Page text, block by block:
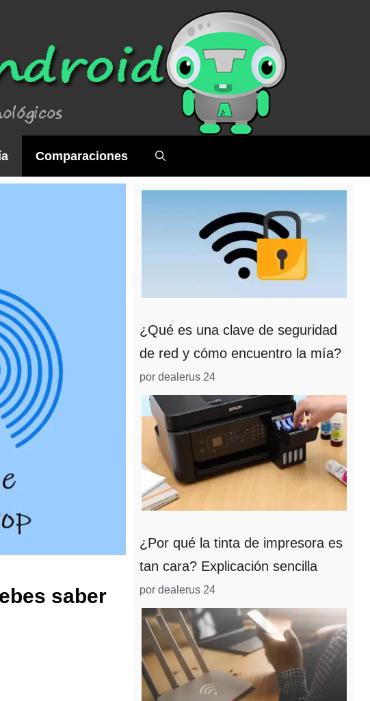
Comparaciones
saber
¿Qué es una clave de seguridad
de red y cómo encuentro la mía?
por dealerus 24
¿Por qué la tinta de impresora es
tan cara? Explicación sencilla
por dealerus 24